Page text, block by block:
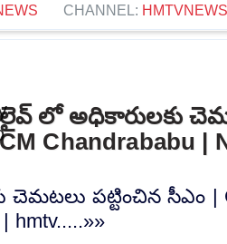
CHANNEL: HMTVNEWS
లైవ్ లో అధికారులకు
CM Chandrababu |
పట్టించిన సీఎం |
hmtv.....»»